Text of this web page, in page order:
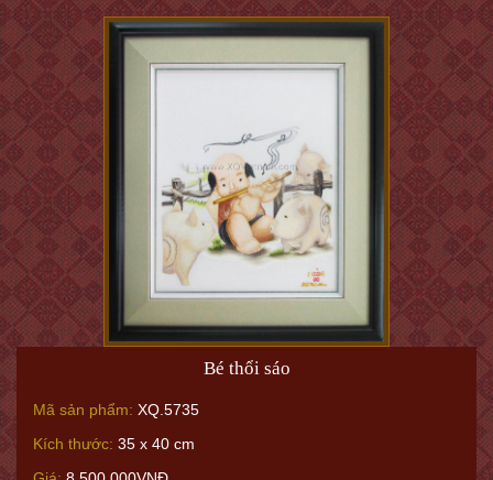
Bé thổi sáo
Mã sản phẩm: XQ.5735
Kích thước: 35 x 40 cm